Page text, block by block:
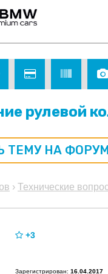
рулевой
ТЕМУ НА ФОРУМ
› Технические
+3
Зарегистрирован: 16.04.2017